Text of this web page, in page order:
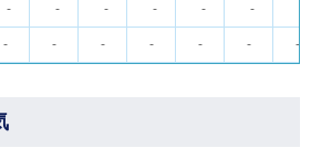
- - - - - -
- - - - - - -